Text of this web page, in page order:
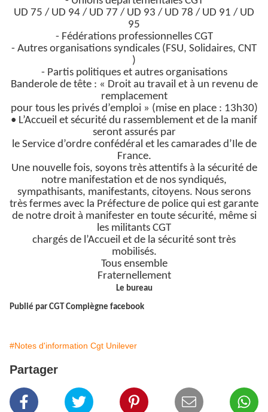
UD 75 / UD 94 / UD 77 / UD 93 / UD 78 / UD 91 / UD
95
- Fédérations professionnelles CGT
- Autres organisations syndicales (FSU, Solidaires, CNT
)
- Partis politiques et autres organisations
Banderole de tête : « Droit au travail et à un revenu de
remplacement
pour tous les privés d’emploi » (mise en place : 13h30)
• L’Accueil et sécurité du rassemblement et de la manif
seront assurés par
le Service d’ordre confédéral et les camarades d’Ile de
France.
Une nouvelle fois, soyons très attentifs à la sécurité de
notre manifestation et de nos syndiqués,
sympathisants, manifestants, citoyens. Nous serons
très fermes avec la Préfecture de police qui est garante
de notre droit à manifester en toute sécurité, même si
les militants CGT
chargés de l’Accueil et de la sécurité sont très
mobilisés.
Tous ensemble
Fraternellement
Le bureau
Publié par CGT Compiègne facebook
#Notes d'information Cgt Unilever
Partager